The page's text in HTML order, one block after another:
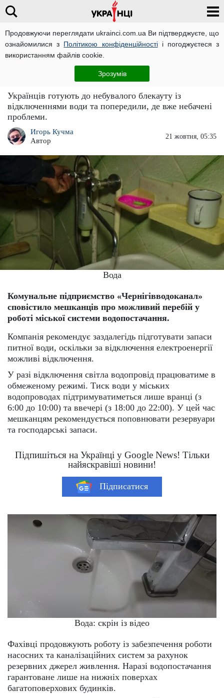
Продовжуючи переглядати ukrainci.com.ua Ви підтверджуєте, що
ознайомилися з Політикою конфіденційностіі погоджуєтеся з
використанням файлів cookie.
Зрозумів
Великі новини
Запасайтеся водою: українців ошелешили –
не лише відключення світла
Українців готують до небувалого блекауту із
відключеннями води та попередили, де вже небачені
проблеми.
Игорь Кучма
Автор
21 жовтня, 05:35
Вода
Комунальне підприємство «Чернігівводоканал»
сповістило мешканців про можливий перебій у
роботі міської системи водопостачання.
Компанія рекомендує заздалегідь підготувати запаси
питної води, оскільки за відключення електроенергії
можливі відключення.
У разі відключення світла водопровід працюватиме в
обмеженому режимі. Тиск води у міських
водопроводах підтримуватиметься лише вранці (з
6:00 до 10:00) та ввечері (з 18:00 до 22:00). У цей час
мешканцям рекомендується поповнювати резервуари
та господарські запаси.
Підпишіться на Українці у Google News! Тільки
найяскравіші новини!
Підписатися
Вода: скрін із відео
Фахівці продовжують роботу із забезпечення роботи
насосних та каналізаційних систем за рахунок
резервних джерел живлення. Наразі водопостачання
гарантоване лише на нижніх поверхах
багатоповерхових будинків.